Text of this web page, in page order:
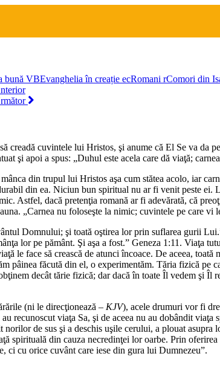
bună VBEvanghelia în creație ecRomani rComori din
creadă cuvintele lui Hristos, şi anume că El Se va da
şi apoi a spus: „Duhul este acela care dă viaţă;
din trupul lui Hristos aşa cum stătea acolo, iar
din ea. Niciun bun spiritual nu ar fi venit peste ei.
Astfel, dacă pretenţia romană ar fi adevărată, că
„Carnea nu foloseşte la nimic; cuvintele pe care vi
Domnului; şi toată oştirea lor prin suflarea gurii
lor pe pământ. Şi aşa a fost.” Geneza 1:11. Viaţa
le face să crească de atunci încoace. De aceea,
pâinea făcută din el, o experimentăm. Tăria fizică
decât tărie fizică; dar dacă în toate Îl vedem şi
(ni le direcţionează – KJV), acele drumuri vor fi
recunoscut viaţa Sa, şi de aceea nu au dobândit
de sus şi a deschis uşile cerului, a plouat
spirituală din cauza necredinţei lor oarbe. Prin
ci cu orice cuvânt care iese din gura lui Dumnezeu”.